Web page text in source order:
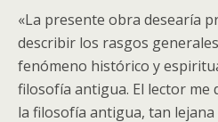
«La presente obra desearía
describir los rasgos
fenómeno histórico y
filosofía antigua. El lector me
la filosofía antigua, tan